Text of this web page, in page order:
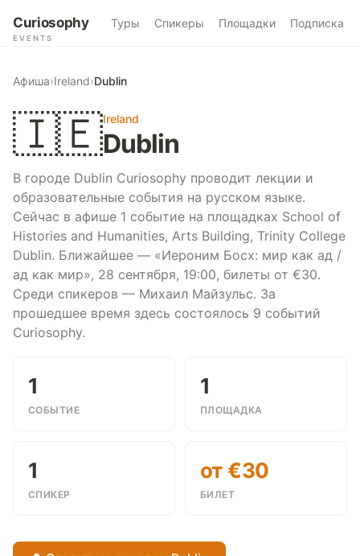
Curiosophy
EVENTS
Туры Спикеры Площадки Подписка
Афиша›Ireland›Dublin
🇮🇪Ireland
Dublin
В городе Dublin Curiosophy проводит лекции и
образовательные события на русском языке.
Сейчас в афише 1 событие на площадках School of
Histories and Humanities, Arts Building, Trinity College
Dublin. Ближайшее — «Иероним Босх: мир как ад /
ад как мир», 28 сентября, 19:00, билеты от €30.
Среди спикеров — Михаил Майзульс. За
прошедшее время здесь состоялось 9 событий
Curiosophy.
1
СОБЫТИЕ
1
ПЛОЩАДКА
1
СПИКЕР
от €30
БИЛЕТ